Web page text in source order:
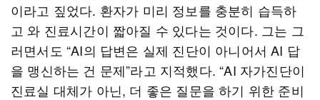
이라고 짚었다. 환자가 미리 정보를 충분히 습득하
고 와 진료시간이 짧아질 수 있다는 것이다. 그는 그
러면서도 “AI의 답변은 실제 진단이 아니어서 AI 답
을 맹신하는 건 문제”라고 지적했다. “AI 자가진단이
진료실 대체가 아닌, 더 좋은 질문을 하기 위한 준비